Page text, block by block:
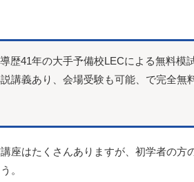
歴41年の大手予備校LECによる無料模
講義あり、会場受験も可能、で完全無料
座はたくさんありますが、初学者の
。